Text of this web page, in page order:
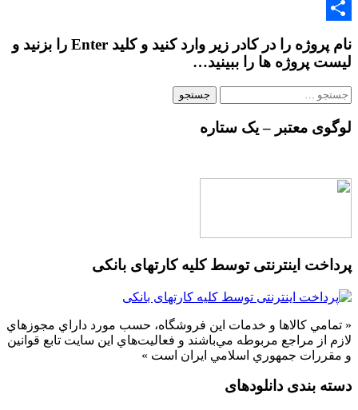
Copy
نام پروژه را در کادر زیر وارد کنید و کلید Enter را بزنید و
لیست پروژه ها را ببینید…
جستجو
برای:
لوگوی معتبر – یک ستاره
پرداخت اینترنتی توسط کلیه کارتهای بانکی
« تمامي كالاها و خدمات اين فروشگاه، حسب مورد داراي مجوزهاي
لازم از مراجع مربوطه مي‌باشند و فعاليت‌هاي اين سايت تابع قوانين
و مقررات جمهوري اسلامي ايران است »
دسته بندی دانلودهای